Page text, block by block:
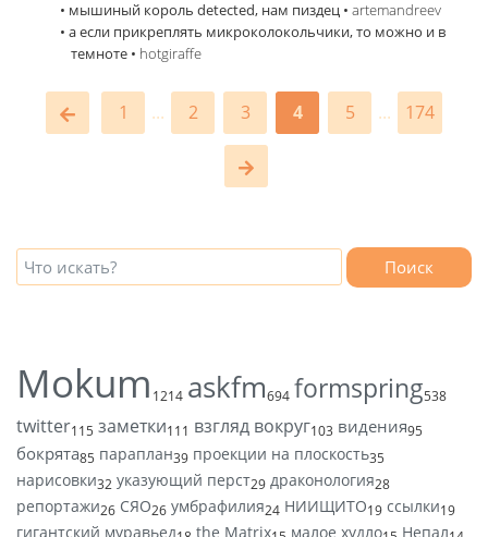
• мышиный король detected, нам пиздец • artemandreev
• а если прикреплять микроколокольчики, то можно и в
темноте • hotgiraffe
1 ... 2 3 4 5 ... 174
Поиск
Mokum 1214 askfm694 formspring538
twitter115 заметки111 взгляд вокруг103 видения95
бокрята85 параплан39 проекции на плоскость35
нарисовки32 указующий перст29 драконология28
репортажи26 СЯО26 умбрафилия24 НИИЩИТО19 ссылки19
гигантский муравьед the Matrix малое худло Непал